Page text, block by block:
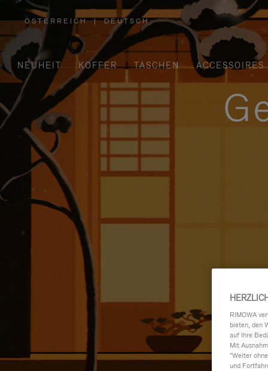
ÖSTERREICH
,
WÄHLEN
SIE
IHRE
REGION
AUS
| DEUTSCH
NEUHEIT KOFFER TASCHEN ACCESSOIRES
RIMOWA
bieten, den
auf Ihre
Mit
"Weiter
und